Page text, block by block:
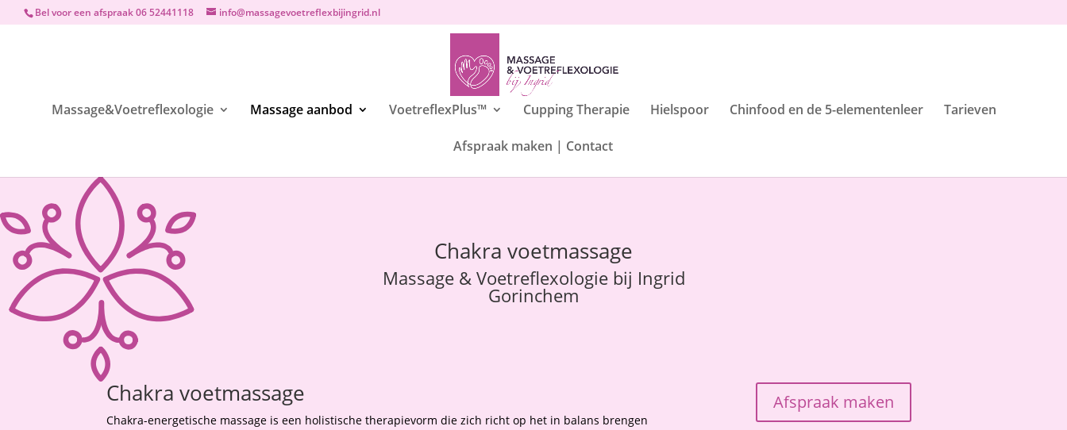
Bel voor een afspraak 06 52441118 info@massagevoetreflexbijingrid.nl
Massage&Voetreflexologie Massage aanbod VoetreflexPlus™️ Cupping Therapie Hielspoor Chinfood en de 5-elementenleer Tarieven
Afspraak maken | Contact
Chakra voetmassage
Massage & Voetreflexologie bij Ingrid
Gorinchem
Chakra voetmassage
Chakra-energetische massage is een holistische therapievorm die zich richt op het in balans brengen
Afspraak maken